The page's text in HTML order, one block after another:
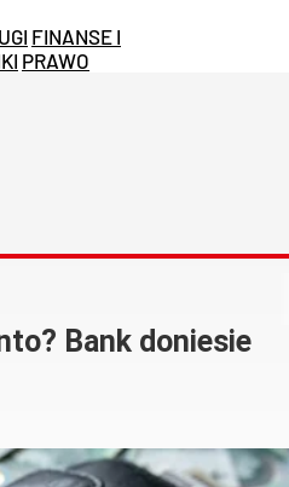
FINANSE I
PRAWO
Bank doniesie